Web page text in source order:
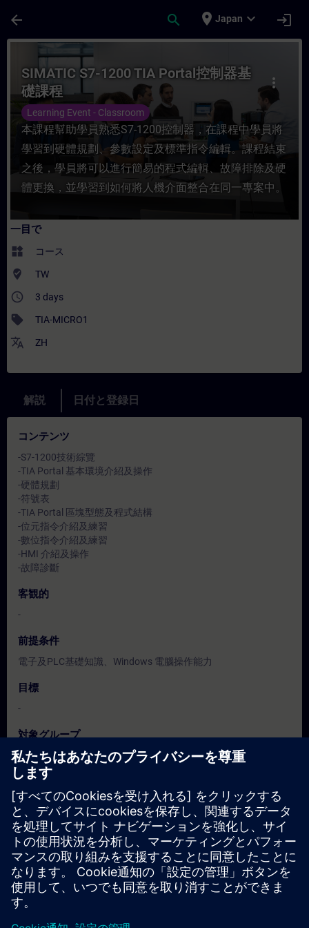
arrow_back search place Japan expand_more login
コース - SIMATIC S7-1200 TIA Portal控
more_vert
SIMATIC S7-1200 TIA Portal控制器基
礎課程
Learning Event - Classroom
本課程幫助學員熟悉S7-1200控制器，在課程中學員將
學習到硬體規劃、參數設定及標準指令編輯。課程結束
之後，學員將可以進行簡易的程式編輯、故障排除及硬
體更換，並學習到如何將人機介面整合在同一專案中。
一目で
widgets コース
where_to_vote TW
access_time 3 days
sell TIA-MICRO1
translate ZH
解説 日付と登録日
コンテンツ
-S7-1200技術綜覽
-TIA Portal 基本環境介紹及操作
-硬體規劃
-符號表
-TIA Portal 區塊型態及程式結構
-位元指令介紹及練習
-數位指令介紹及練習
-HMI 介紹及操作
-故障診斷
客観的
-
前提条件
電子及PLC基礎知識、Windows 電腦操作能力
目標
-
対象グループ
程式設計人員、調機/試俥工程人員、服務/維護工程人員、操作
人員
日付と登録日
現在利用可能なイベントはありません
コースのリクエストリストに登録していただければ、新しい日
程が決定次第、お知らせいたします。